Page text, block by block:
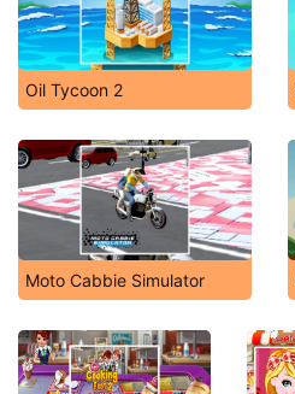
Oil Tycoon 2
Moto Cabbie Simulator